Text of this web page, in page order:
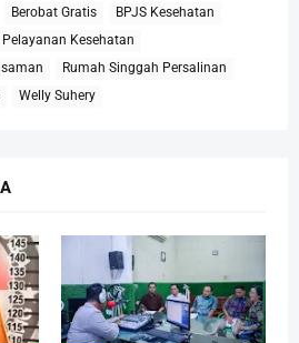
Berobat Gratis
BPJS Kesehatan
Pelayanan Kesehatan
Rumah Singgah Persalinan
Welly Suhery